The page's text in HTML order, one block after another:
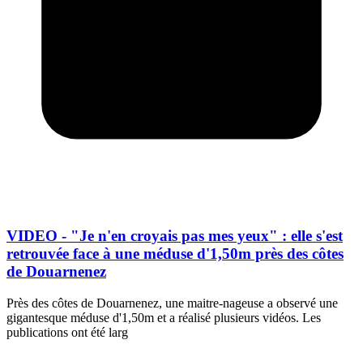
VIDEO - "Je n'en croyais pas mes yeux" : elle s'est
retrouvée face à une méduse d'1,50m près des côtes
de Douarnenez
Près des côtes de Douarnenez, une maitre-nageuse a observé une
gigantesque méduse d'1,50m et a réalisé plusieurs vidéos. Les
publications ont été larg